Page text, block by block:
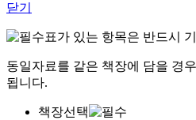
닫기
표가 있는 항목은 반드시
동일자료를 같은 책장에 담을 경
됩니다.
책장선택